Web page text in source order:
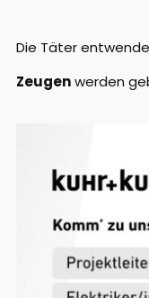
Die Täter
Zeugenwerden